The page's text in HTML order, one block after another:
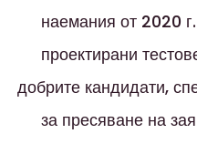
наемания от 2020
проектирани
добрите кандидати,
за пресяване на